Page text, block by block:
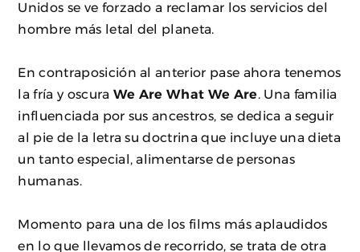
Unidos se ve forzado a reclamar los servicios del
hombre más letal del planeta.
En contraposición al anterior pase ahora tenemos
la fría y oscura We Are What We Are . Una familia
influenciada por sus ancestros, se dedica a seguir
al pie de la letra su doctrina que incluye una dieta
un tanto especial, alimentarse de personas
humanas.
Momento para una de los films más aplaudidos
en lo que llevamos de recorrido, se trata de otra